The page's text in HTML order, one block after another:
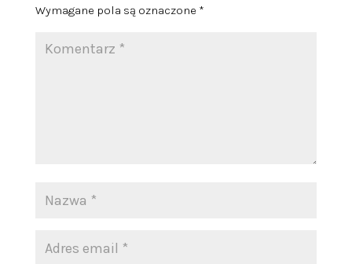
Wymagane pola są oznaczone *